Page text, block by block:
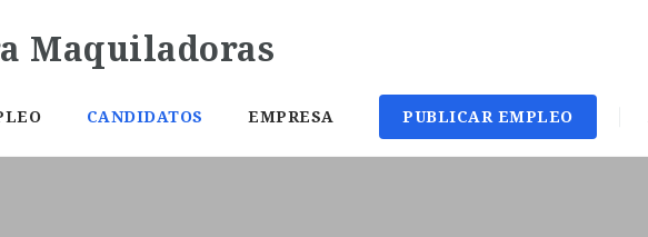
CANDIDATOS EMPRESA PUBLICAR EMPLEO